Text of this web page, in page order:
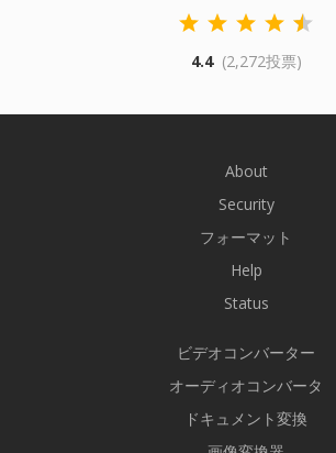
4.4 (2,272投票)
About
Security
フォーマット
Help
Status
ビデオコンバーター
オーディオコンバータ
ドキュメント変換